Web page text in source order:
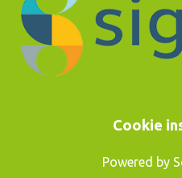
Cookie
Powered by